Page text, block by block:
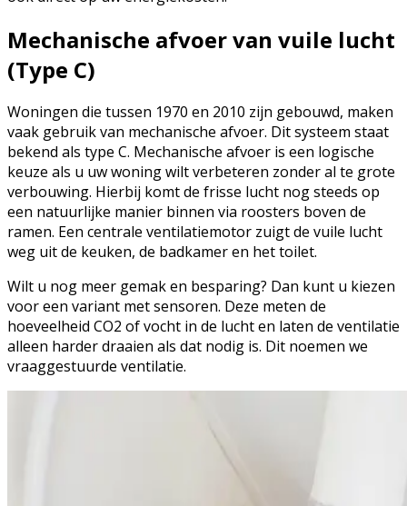
Mechanische afvoer van vuile lucht
(Type C)
Woningen die tussen 1970 en 2010 zijn gebouwd, maken
vaak gebruik van mechanische afvoer. Dit systeem staat
bekend als type C. Mechanische afvoer is een logische
keuze als u uw woning wilt verbeteren zonder al te grote
verbouwing. Hierbij komt de frisse lucht nog steeds op
een natuurlijke manier binnen via roosters boven de
ramen. Een centrale ventilatiemotor zuigt de vuile lucht
weg uit de keuken, de badkamer en het toilet.
Wilt u nog meer gemak en besparing? Dan kunt u kiezen
voor een variant met sensoren. Deze meten de
hoeveelheid CO2 of vocht in de lucht en laten de ventilatie
alleen harder draaien als dat nodig is. Dit noemen we
vraaggestuurde ventilatie.